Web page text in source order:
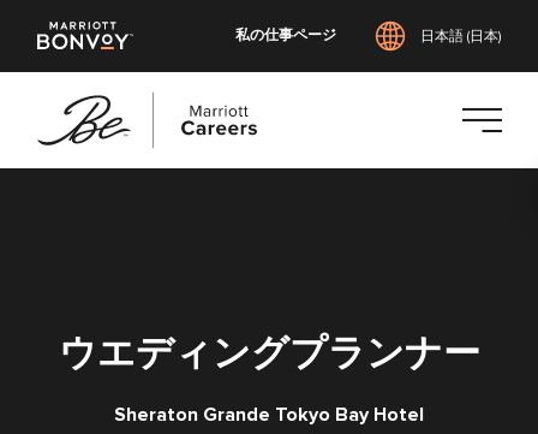
私の仕事ページ 日本語 (日本)
ウエディングプランナー
Sheraton Grande Tokyo Bay Hotel